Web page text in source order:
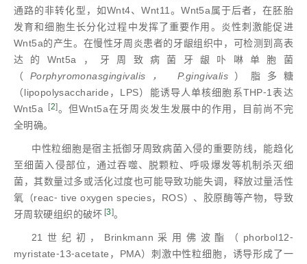
通路的非转化型，如Wnt4、Wnt11。Wnt5a属于后者，在胚胎
发育和细胞生长分化过程中发挥了重要作用。炎性刺激能促进
Wnt5a的产生。在慢性牙周炎患者的牙龈组织中，可检测到高表
达的Wnt5a，牙周致病菌牙龈卟啉单胞菌
（ Porphyromonasgingivalis ，P.gingivalis ）脂多糖
（lipopolysaccharide，LPS）能诱导人单核细胞系THP⁃1表达
Wnt5a
[2]。但Wnt5a在牙周炎发生发展中的作用，目前尚不完
全明确。
中性粒细胞是宿主抵御牙周致病菌入侵的重要防线，能趋化
至细菌入侵部位，通过吞噬、脱颗粒、呼吸爆发等机制杀灭细
菌，其数量过多或活化过度也可能导致功能失调，释放过量活性
氧（reac⁃ tive oxygen species，ROS）、胶原酶等产物，导致
牙周软硬组织的破坏 [3]。
21世纪初，Brinkmann采用佛波酯（phorbol12⁃
myristate⁃13⁃acetate，PMA）刺激中性粒细胞，诱导形成了一